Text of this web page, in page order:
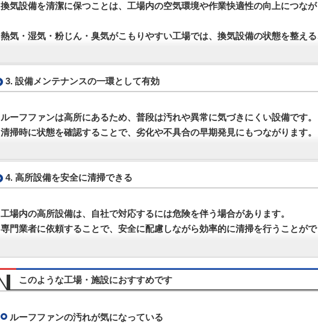
換気設備を清潔に保つことは、工場内の空気環境や作業快適性の向上につなが
熱気・湿気・粉じん・臭気がこもりやすい工場では、換気設備の状態を整える
3. 設備メンテナンスの一環として有効
ルーフファンは高所にあるため、普段は汚れや異常に気づきにくい設備です。
清掃時に状態を確認することで、劣化や不具合の早期発見にもつながります。
4. 高所設備を安全に清掃できる
工場内の高所設備は、自社で対応するには危険を伴う場合があります。
専門業者に依頼することで、安全に配慮しながら効率的に清掃を行うことがで
このような工場・施設におすすめです
ルーフファンの汚れが気になっている